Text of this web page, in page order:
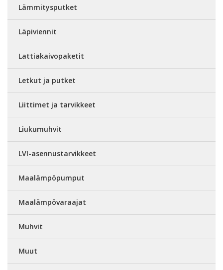
Lämmitysputket
Läpiviennit
Lattiakaivopaketit
Letkut ja putket
Liittimet ja tarvikkeet
Liukumuhvit
LVI-asennustarvikkeet
Maalämpöpumput
Maalämpövaraajat
Muhvit
Muut